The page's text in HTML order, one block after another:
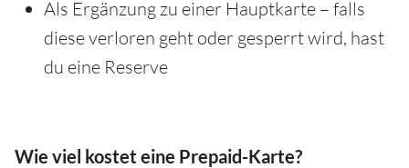
Als Ergänzung zu einer Hauptkarte – falls
diese verloren geht oder gesperrt wird, hast
du eine Reserve
Wie viel kostet eine Prepaid-Karte?